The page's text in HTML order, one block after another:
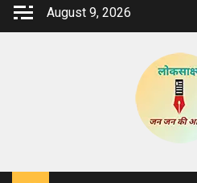
Skip
August 9, 2026